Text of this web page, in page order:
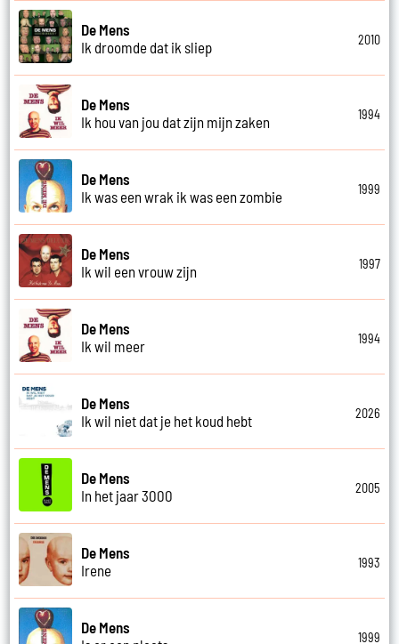
De Mens
Ik droomde dat ik sliep
2010
De Mens
Ik hou van jou dat zijn mijn zaken
1994
De Mens
Ik was een wrak ik was een zombie
1999
De Mens
Ik wil een vrouw zijn
1997
De Mens
Ik wil meer
1994
De Mens
Ik wil niet dat je het koud hebt
2026
De Mens
In het jaar 3000
2005
De Mens
Irene
1993
De Mens
1999